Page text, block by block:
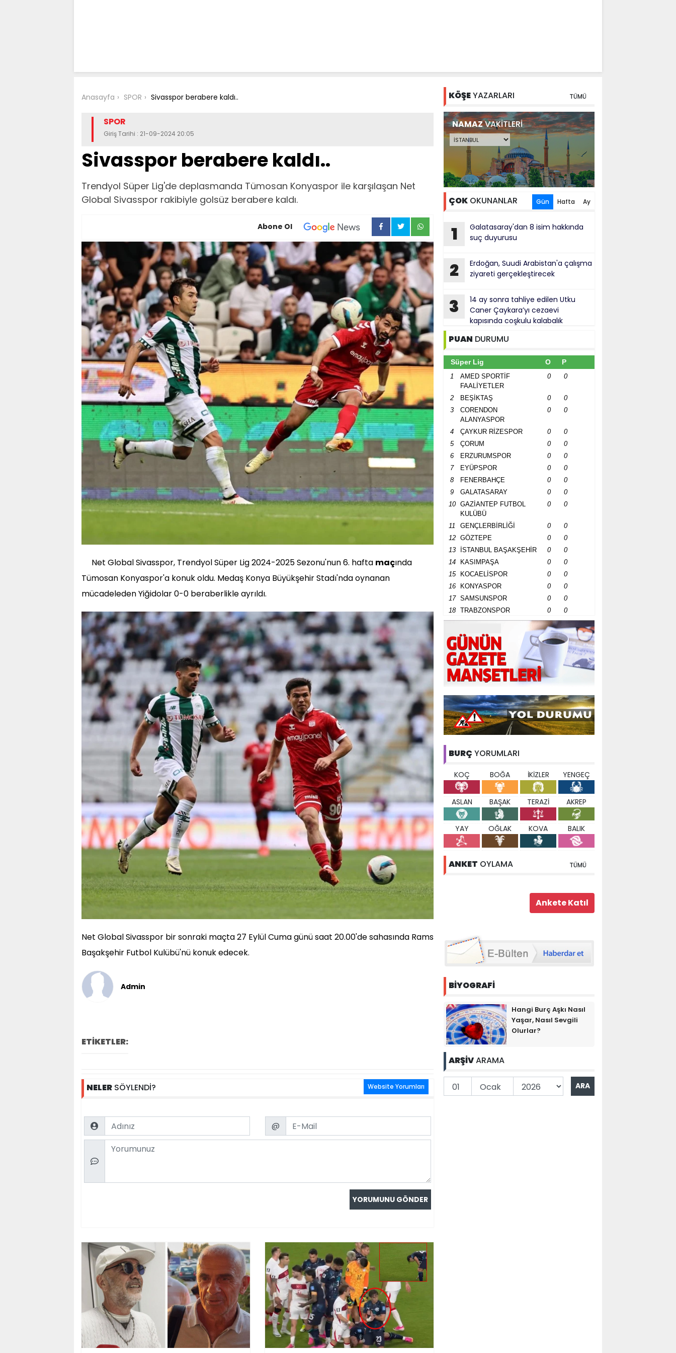
Anasayfa SPOR Sivasspor berabere kaldı..
SPOR
Giriş Tarihi : 21-09-2024 20:05
Sivasspor berabere kaldı..
Trendyol Süper Lig'de deplasmanda Tümosan Konyaspor ile karşılaşan Net
Global Sivasspor rakibiyle golsüz berabere kaldı.
Abone Ol
Net Global Sivasspor, Trendyol Süper Lig 2024-2025 Sezonu'nun 6. hafta maçında
Tümosan Konyaspor'a konuk oldu. Medaş Konya Büyükşehir Stadı'nda oynanan
mücadeleden Yiğidolar 0-0 beraberlikle ayrıldı.
Net Global Sivasspor bir sonraki maçta 27 Eylül Cuma günü saat 20.00'de sahasında Rams
Başakşehir Futbol Kulübü'nü konuk edecek.
Admin
ETİKETLER:
NELER SÖYLENDİ? Website Yorumları
Name Email
@
Comment
KÖŞEYAZARLARI TÜMÜ
NAMAZVAKİTLERİ
ÇOK OKUNANLAR Gün Hafta Ay
1
Galatasaray'dan 8 isim hakkında
suç duyurusu
2
Erdoğan, Suudi Arabistan'a çalışma
ziyareti gerçekleştirecek
3
14 ay sonra tahliye edilen Utku
Caner Çaykara’yı cezaevi
kapısında coşkulu kalabalık
karşıladı
PUAN DURUMU
Süper Lig O P
1
AMED SPORTİF
FAALİYETLER
0 0
2 BEŞİKTAŞ 0
0
3
CORENDON
ALANYASPOR
0 0
4 ÇAYKUR RİZESPOR 0
0
5
ÇORUM 0
0
6
ERZURUMSPOR 0
0
7
EYÜPSPOR 0
0
8
FENERBAHÇE 0
0
9
GALATASARAY 0
0
10
GAZİANTEP FUTBOL
KULÜBÜ
0 0
11 GENÇLERBİRLİĞİ 0
0
12
GÖZTEPE 0
0
13
İSTANBUL BAŞAKŞEHİR 0
0
14
KASIMPAŞA 0
0
15
KOCAELİSPOR 0
0
16
KONYASPOR 0
0
17
SAMSUNSPOR 0
0
18
TRABZONSPOR 0 0
BURÇ YORUMLARI
KOÇ BOĞA İKİZLER YENGEÇ
ASLAN BAŞAK TERAZİ AKREP
YAY OĞLAK KOVA BALIK
ANKET OYLAMA TÜMÜ
BİYOGRAFİ
Hangi Burç Aşkı Nasıl
Yaşar, Nasıl Sevgili
Olurlar?
ARŞİVARAMA